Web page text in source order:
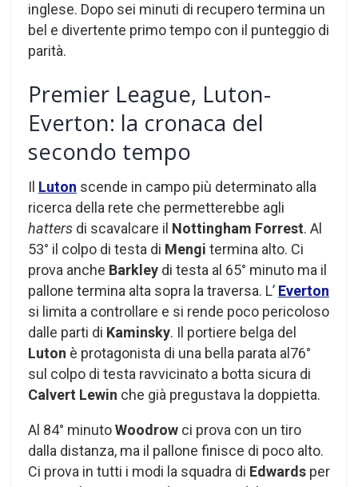
inglese. Dopo sei minuti di recupero termina un
bel e divertente primo tempo con il punteggio di
parità.
Premier League, Luton-
Everton: la cronaca del
secondo tempo
Il Luton scende in campo più determinato alla
ricerca della rete che permetterebbe agli
hatters di scavalcare il Nottingham Forrest. Al
53° il colpo di testa di Mengi termina alto. Ci
prova anche Barkley di testa al 65° minuto ma il
pallone termina alta sopra la traversa. L’ Everton
si limita a controllare e si rende poco pericoloso
dalle parti di Kaminsky. Il portiere belga del
Luton è protagonista di una bella parata al76°
sul colpo di testa ravvicinato a botta sicura di
Calvert Lewin che già pregustava la doppietta.
Al 84° minutoWoodrow ci prova con un tiro
dalla distanza, ma il pallone finisce di poco alto.
Ci prova in tutti i modi la squadra di Edwards per